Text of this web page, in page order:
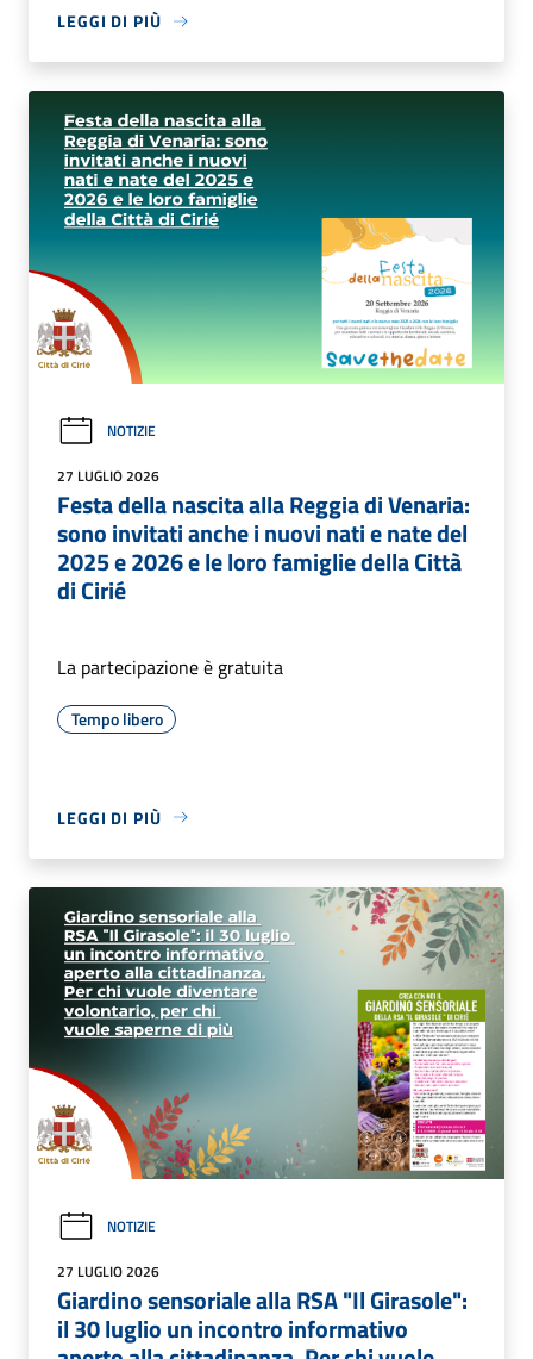
LEGGI DI PIÙ
NOTIZIE
27 LUGLIO 2026
Festa della nascita alla Reggia di Venaria:
sono invitati anche i nuovi nati e nate del
2025 e 2026 e le loro famiglie della Città
di Cirié
La partecipazione è gratuita
Tempo libero
LEGGI DI PIÙ
NOTIZIE
27 LUGLIO 2026
Giardino sensoriale alla RSA "Il Girasole":
il 30 luglio un incontro informativo